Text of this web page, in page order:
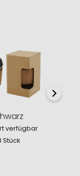
verfügbar
Stück